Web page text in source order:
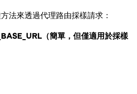
法來透過代理路由採樣請求：
（簡單，但僅適用於採樣